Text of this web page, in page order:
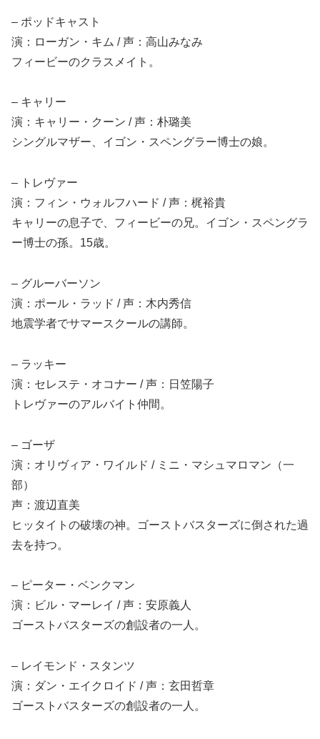
– ポッドキャスト
演：ローガン・キム / 声：高山みなみ
フィービーのクラスメイト。
– キャリー
演：キャリー・クーン / 声：朴璐美
シングルマザー、イゴン・スペングラー博士の娘。
– トレヴァー
演：フィン・ウォルフハード / 声：梶裕貴
キャリーの息子で、フィービーの兄。イゴン・スペングラ
ー博士の孫。15歳。
– グルーバーソン
演：ポール・ラッド / 声：木内秀信
地震学者でサマースクールの講師。
– ラッキー
演：セレステ・オコナー / 声：日笠陽子
トレヴァーのアルバイト仲間。
– ゴーザ
演：オリヴィア・ワイルド / ミニ・マシュマロマン（一
部）
声：渡辺直美
ヒッタイトの破壊の神。ゴーストバスターズに倒された過
去を持つ。
– ピーター・ベンクマン
演：ビル・マーレイ / 声：安原義人
ゴーストバスターズの創設者の一人。
– レイモンド・スタンツ
演：ダン・エイクロイド / 声：玄田哲章
ゴーストバスターズの創設者の一人。